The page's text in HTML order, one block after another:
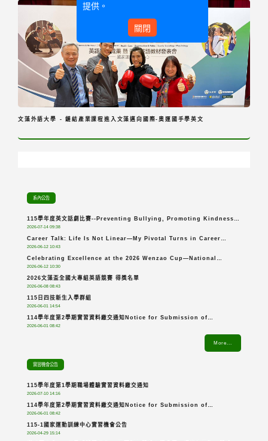
文藻外語大學 - 鏈結產業課程進入文藻邁向國際-奧運國手學英文
系內公告
115學年度英文話劇比賽--Preventing Bullying, Promoting Kindness
2026-07-14 09:38
Career Talk: Life Is Not Linear—My Pivotal Turns in Career
2026-06-12 10:43
Celebrating Excellence at the 2026 Wenzao Cup—National
2026-06-12 10:30
2026文藻盃全國大專組英語競賽 得獎名單
2026-06-08 08:43
115日四技新生入學群組
2026-06-01 14:54
114學年度第2學期實習資料繳交通知Notice for Submission of
2026-06-01 08:42
More...
實習機會公告
115學年度第1學期職場體驗實習資料繳交通知
2026-07-10 14:16
114學年度第2學期實習資料繳交通知Notice for Submission of
Year
2026-06-01 08:42
115-1國家運動訓練中心實習機會公告
2026-04-29 15:14
提供。
關閉